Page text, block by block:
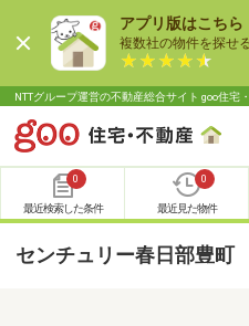
アプリ版はこちら
複数社の物件を探せ
NTTグループ運営の不動産総合サイト goo住宅
0
最近検索した条件
0
最近見た物件
センチュリー春日部豊町